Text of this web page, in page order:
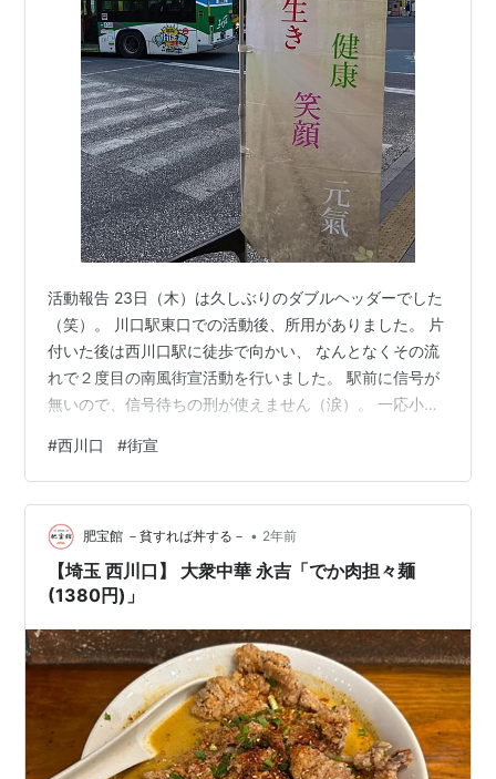
活動報告 23日（木）は久しぶりのダブルヘッダーでした
（笑）。 川口駅東口での活動後、所用がありました。 片
付いた後は西川口駅に徒歩で向かい、 なんとなくその流
れで２度目の南風街宣活動を行いました。 駅前に信号が
無いので、信号待ちの刑が使えません（涙）。 一応小さ
た（笑）。 あまり多くのバスが来ないので、効率は良く
ないのです。 それでも、関心を持って下さった方が幾人
も居て、 いつものオレの口癖「無駄な活動など１回も無
い」を実感できました。 演説の様子は、こちらからご覧
いただけます。 23日（木）は川口駅前街宣後、用事があ
りました。用事が片付いた…
#西川口 #街宣
肥宝館 －貧すれば丼する－ • 2年前
【埼玉 西川口】 大衆中華 永吉「でか肉担々麺
(1380円)」